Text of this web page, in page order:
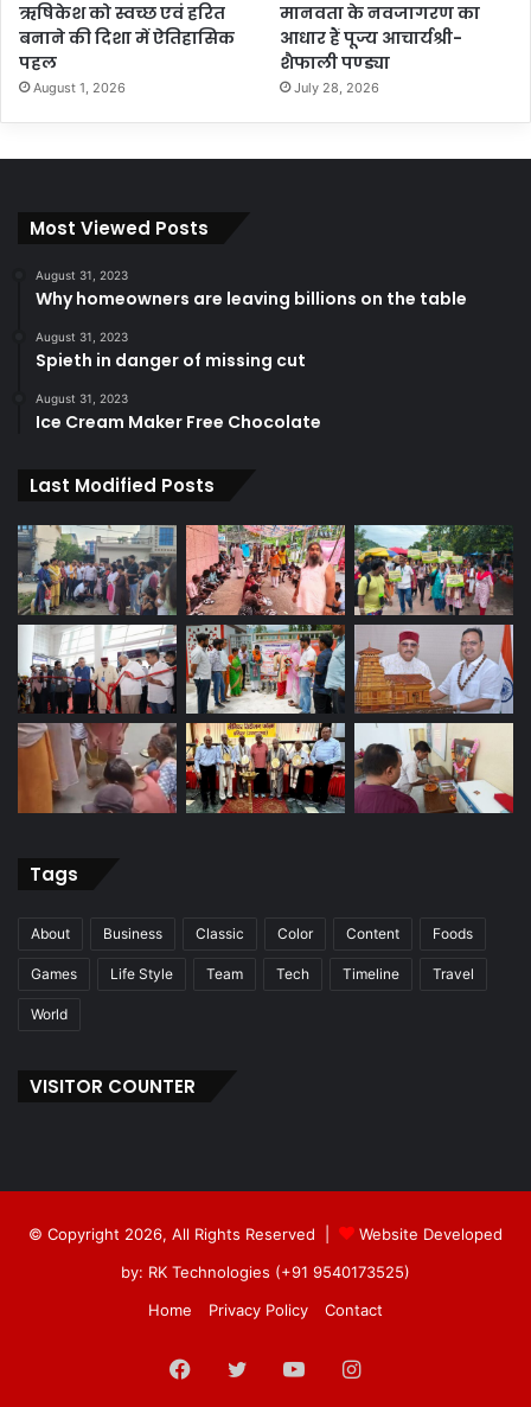
ऋषिकेश को स्वच्छ एवं हरित
बनाने की दिशा में ऐतिहासिक
पहल
August 1, 2026
मानवता के नवजागरण का
आधार हैं पूज्य आचार्यश्री-
शैफाली पण्ड्या
July 28, 2026
Most Viewed Posts
August 31, 2023
Why homeowners are leaving billions on the table
August 31, 2023
Spieth in danger of missing cut
August 31, 2023
Ice Cream Maker Free Chocolate
Last Modified Posts
Tags
About Business Classic Color Content Foods
Games Life Style Team Tech Timeline Travel
World
VISITOR COUNTER
© Copyright 2026, All Rights Reserved |
Website Developed
by: RK Technologies (+91 9540173525)
Home
Privacy Policy Contact
Facebook
TwitterYouTubeInstagram